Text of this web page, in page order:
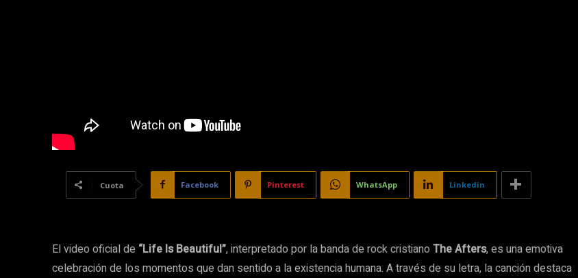
Cuota Facebook Pinterest WhatsApp Linkedin
El video oficial de “Life Is Beautiful”, interpretado por la banda de rock cristiano The Afters, es una emotiva
celebración de los momentos que dan sentido a la existencia humana. A través de su letra, la canción destaca